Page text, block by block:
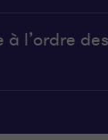
l’ordre